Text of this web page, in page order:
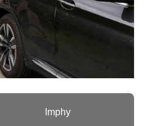
Imphy